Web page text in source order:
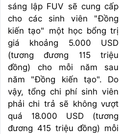
sáng lập FUV sẽ cung cấp
cho các sinh viên "Đồng
kiến tạo" một học bổng trị
giá khoảng 5.000 USD
(tương đương 115 triệu
đồng) cho mỗi năm sau
năm "Đồng kiến tạo". Do
vậy, tổng chi phí sinh viên
phải chi trả sẽ không vượt
quá 18.000 USD (tương
đương 415 triệu đồng) mỗi